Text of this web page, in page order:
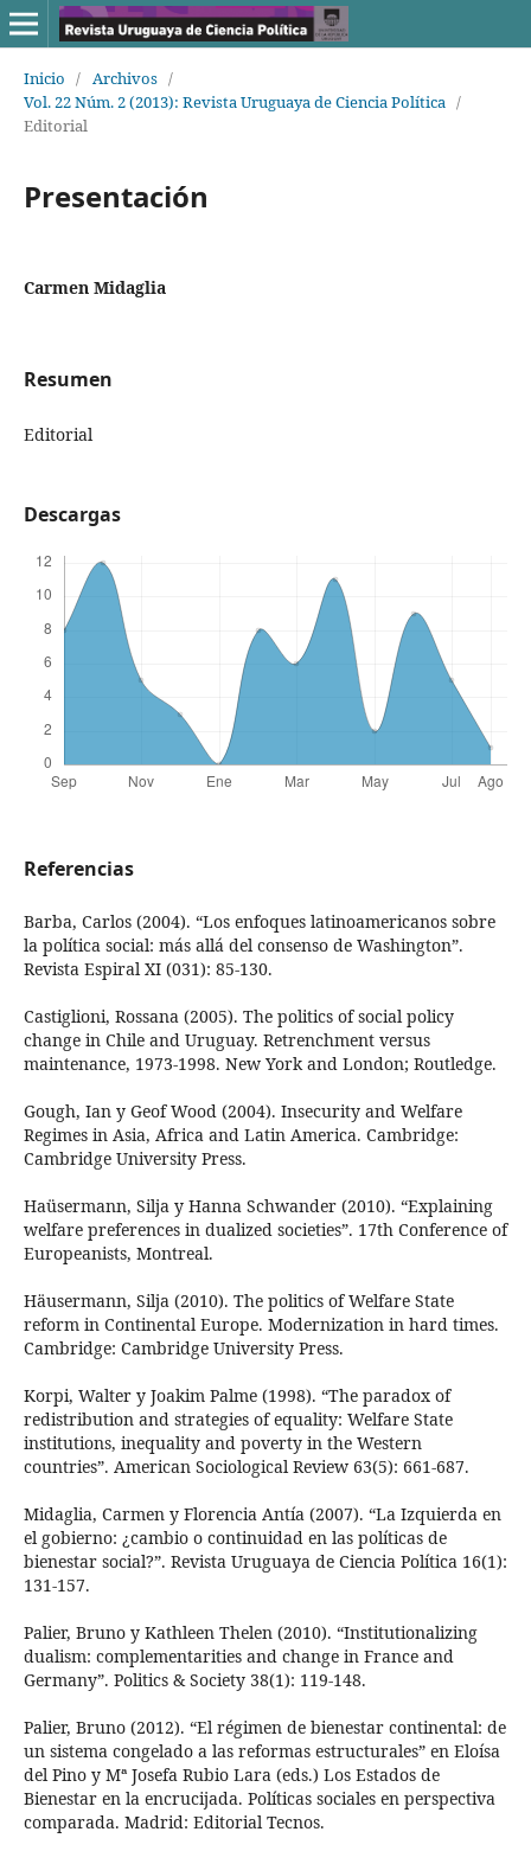
Inicio / Archivos /
Vol. 22 Núm. 2 (2013): Revista Uruguaya de Ciencia Política /
Editorial
Presentación
Carmen Midaglia
Resumen
Editorial
Descargas
Referencias
Barba, Carlos (2004). “Los enfoques latinoamericanos sobre
la política social: más allá del consenso de Washington”.
Revista Espiral XI (031): 85-130.
Castiglioni, Rossana (2005). The politics of social policy
change in Chile and Uruguay. Retrenchment versus
maintenance, 1973-1998. New York and London; Routledge.
Gough, Ian y Geof Wood (2004). Insecurity and Welfare
Regimes in Asia, Africa and Latin America. Cambridge:
Cambridge University Press.
Haüsermann, Silja y Hanna Schwander (2010). “Explaining
welfare preferences in dualized societies”. 17th Conference of
Europeanists, Montreal.
Häusermann, Silja (2010). The politics of Welfare State
reform in Continental Europe. Modernization in hard times.
Cambridge: Cambridge University Press.
Korpi, Walter y Joakim Palme (1998). “The paradox of
redistribution and strategies of equality: Welfare State
institutions, inequality and poverty in the Western
countries”. American Sociological Review 63(5): 661-687.
Midaglia, Carmen y Florencia Antía (2007). “La Izquierda en
el gobierno: ¿cambio o continuidad en las políticas de
bienestar social?”. Revista Uruguaya de Ciencia Política 16(1):
131-157.
Palier, Bruno y Kathleen Thelen (2010). “Institutionalizing
dualism: complementarities and change in France and
Germany”. Politics & Society 38(1): 119-148.
Palier, Bruno (2012). “El régimen de bienestar continental: de
un sistema congelado a las reformas estructurales” en Eloísa
del Pino y Mª Josefa Rubio Lara (eds.) Los Estados de
Bienestar en la encrucijada. Políticas sociales en perspectiva
comparada. Madrid: Editorial Tecnos.